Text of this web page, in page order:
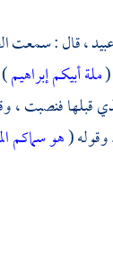
عبيد، قال : سمعت
(ملة أبيكم إبراهيم
قبلها فنصبت ،
وقوله (هو سماكم